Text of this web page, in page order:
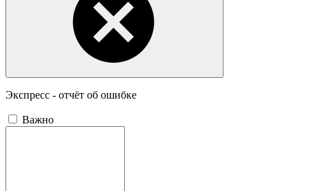
Экспресс - отчёт об ошибке
Важно